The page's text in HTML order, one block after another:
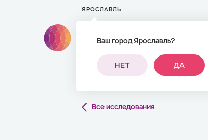
ЯРОСЛАВЛЬ
Ваш город Ярославль?
НЕТ ДА
Все исследования